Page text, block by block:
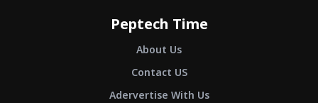
Peptech Time
About Us
Contact US
Adervertise With Us